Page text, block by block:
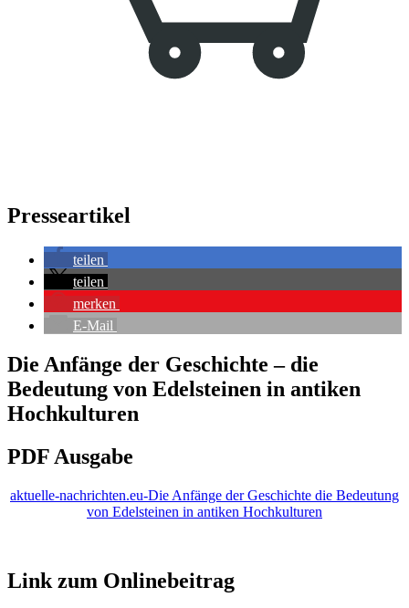
Presseartikel
teilen
teilen
merken
E-Mail
Die Anfänge der Geschichte – die
Bedeutung von Edelsteinen in antiken
Hochkulturen
PDF Ausgabe
aktuelle-nachrichten.eu-Die Anfänge der Geschichte die Bedeutung
von Edelsteinen in antiken Hochkulturen
Link zum Onlinebeitrag